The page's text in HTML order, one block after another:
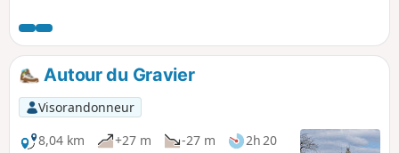
plus facile que celle nommée "Au cœur du vignoble
sancerrois - Chavignol et ses environs". Les dénivelés y sont
moins importants. Les quatre derniers kilomètres se font
sur le plat.
Autour du Gravier
Visorandonneur
8,04 km
+27 m -27 m
2h 20